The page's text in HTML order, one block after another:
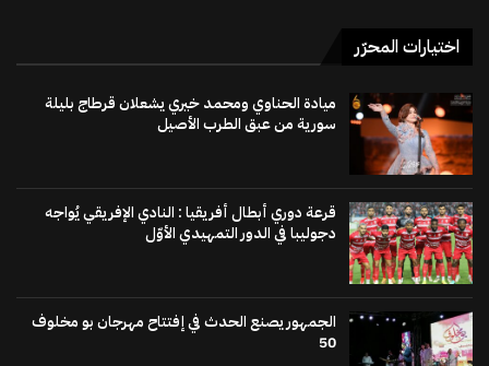
اختيارات المحرّر
ميادة الحناوي ومحمد خيري يشعلان قرطاج بليلة
سورية من عبق الطرب الأصيل
قرعة دوري أبطال أفريقيا : النادي الإفريقي يُواجه
دجوليبا في الدور التمهيدي الأوّل
الجمهور يصنع الحدث في إفتتاح مهرجان بو مخلوف
50